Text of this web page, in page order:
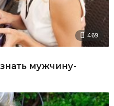
469
мужчину-